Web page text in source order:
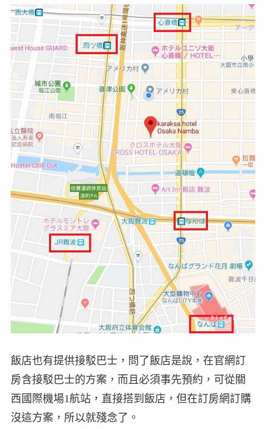
飯店也有提供接駁巴士，問了飯店是說，在官網訂
房含接駁巴士的方案，而且必須事先預約，可從關
西國際機場1航站，直接搭到飯店，但在訂房網訂購
沒這方案，所以就殘念了。